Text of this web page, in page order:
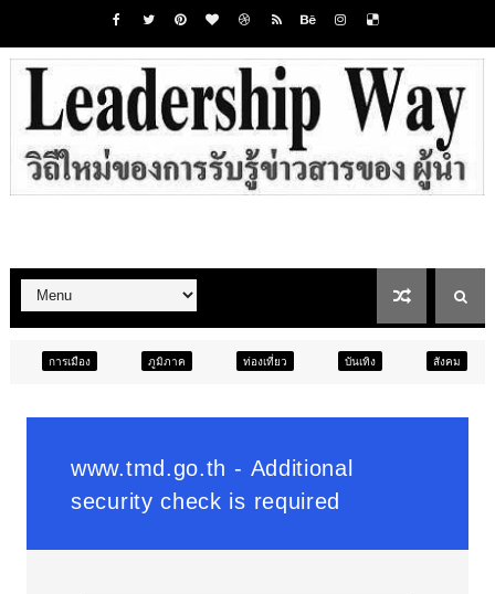
ภูมิภาค ท่องเที่ยว บันเทิง